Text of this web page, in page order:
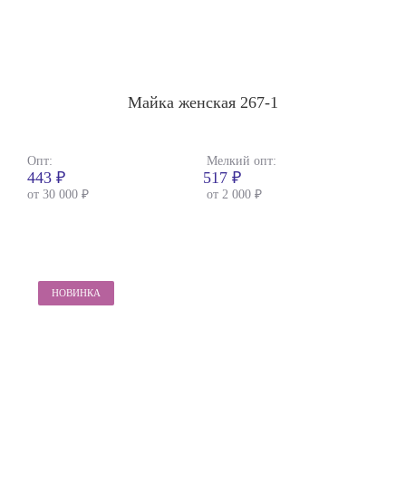
Майка женская 267-1
Опт: Мелкий опт:
443 ₽ 517 ₽
от 30 000 ₽ от 2 000 ₽
НОВИНКА